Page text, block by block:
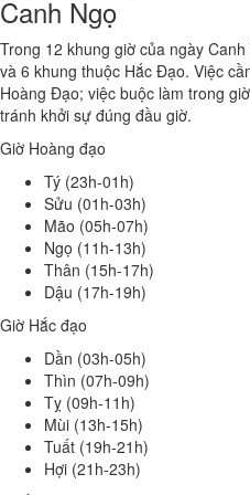
Canh Ngọ
Trong 12 khung giờ của ngày Canh
và 6 khung thuộc Hắc Đạo. Việc
Hoàng Đạo; việc buộc làm trong
tránh khởi sự đúng đầu giờ.
Giờ Hoàng đạo
Tý (23h-01h)
Sửu (01h-03h)
Mão (05h-07h)
Ngọ (11h-13h)
Thân (15h-17h)
Dậu (17h-19h)
Giờ Hắc đạo
Dần (03h-05h)
Thìn (07h-09h)
Tỵ (09h-11h)
Mùi (13h-15h)
Tuất (19h-21h)
Hợi (21h-23h)